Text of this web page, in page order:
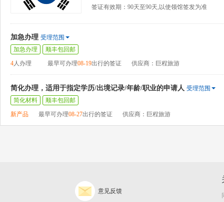
签证有效期：90天至90天,以使领馆签发为准
加急办理 受理范围
加急办理
顺丰包回邮
4人办理 最早可办理08-19出行的签证 供应商：巨程旅游
简化办理，适用于指定学历/出境记录/年龄/职业的申请人 受理范围
简化材料
顺丰包回邮
新产品
最早可办理08-27出行的签证 供应商：巨程旅游
意见反馈